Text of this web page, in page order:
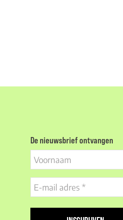
De nieuwsbrief ontvangen
Voornaam
E-
mail
adres